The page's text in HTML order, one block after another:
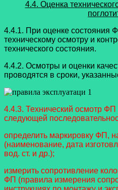
4.4. Оценка
4.4.1. При оценке состояния
техническому осмотру и
технического состояния.
4.4.2. Осмотры и оценки
проводятся в сроки,
4.4.3. Технический осмотр
следующей
определить маркировку ФП,
(наименование, дата
вод. ст. и др.);
измерить сопротивление
ФП (правила измерения